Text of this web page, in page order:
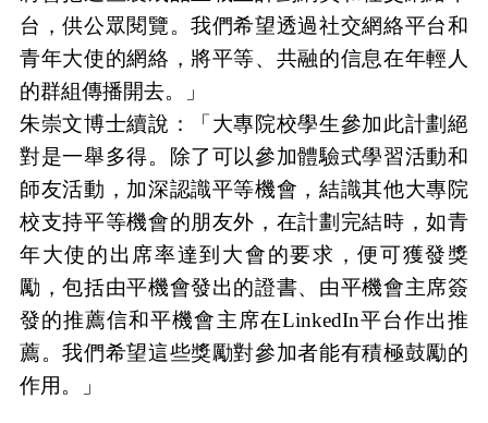
台，供公眾閱覽。我們希望透過社交網絡平台和
青年大使的網絡，將平等、共融的信息在年輕人
的群組傳播開去。」
朱崇文博士續說：「大專院校學生參加此計劃絕
對是一舉多得。除了可以參加體驗式學習活動和
師友活動，加深認識平等機會，結識其他大專院
校支持平等機會的朋友外，在計劃完結時，如青
年大使的出席率達到大會的要求，便可獲發獎
勵，包括由平機會發出的證書、由平機會主席簽
發的推薦信和平機會主席在LinkedIn平台作出推
薦。我們希望這些獎勵對參加者能有積極鼓勵的
作用。」